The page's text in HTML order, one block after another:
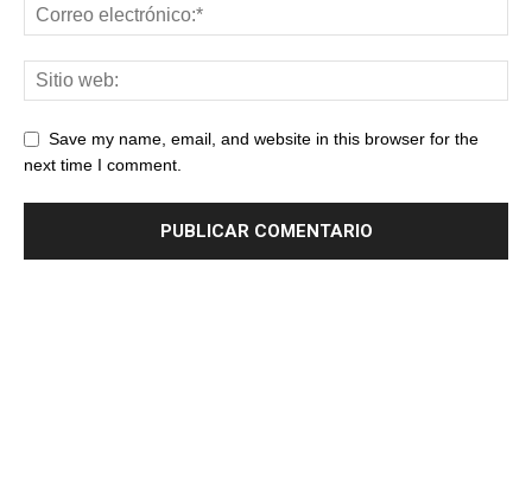
Save my name, email, and website in this browser for the
next time I comment.